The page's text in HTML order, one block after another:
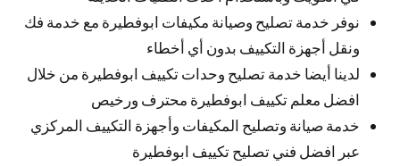
نوفر خدمة تصليح وصيانة مكيفات ابوفطيرة مع خدمة فك
ونقل أجهزة التكييف بدون أي أخطاء
لدينا أيضا خدمة تصليح وحدات تكييف ابوفطيرة من خلال
افضل معلم تكييف ابوفطيرة محترف ورخيص
خدمة صيانة وتصليح المكيفات وأجهزة التكييف المركزي
عبر افضل فني تصليح تكييف ابوفطيرة